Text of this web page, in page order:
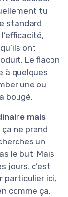
tu
standard
ont
Le flacon
à quelques
une ou
bougé.
mais
ça ne prend
un
le but. Mais
jours, c’est
particulier ici,
comme ça.